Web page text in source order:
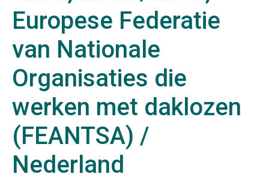
Europese Federatie
van Nationale
Organisaties die
werken met daklozen
(FEANTSA) /
Nederland